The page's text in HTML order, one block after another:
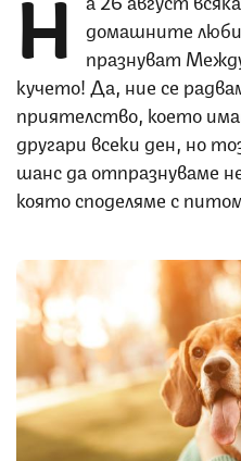
домашните
празнуват
кучето! Да, ние се
приятелство, което
другари всеки ден, но
шанс да отпразнуваме
която споделяме с